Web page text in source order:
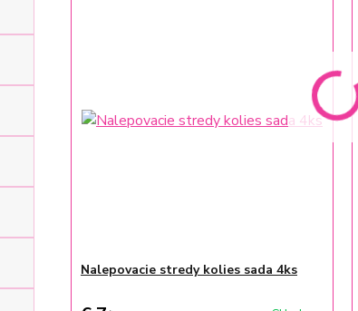
Nalepovacie stredy kolies sada 4ks